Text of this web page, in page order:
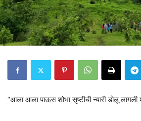
“आला आला पाऊस शोभा सृष्टीची न्यारी डोलू लागली